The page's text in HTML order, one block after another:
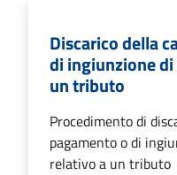
Discarico della
di ingiunzione
un tributo
Procedimento di
pagamento o di
relativo a un tributo